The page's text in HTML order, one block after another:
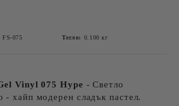
FS-075 Тегло: 0.100 кг
Vinyl 075 Hype - Светло
- хайп модерен сладък пастел.